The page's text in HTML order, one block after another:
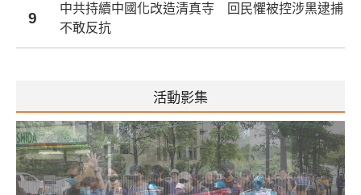
9
中共持續中國化改造清真寺 回民懼被控涉黑逮捕
不敢反抗
活動影集